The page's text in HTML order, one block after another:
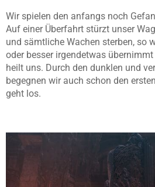
Wir spielen den anfangs noch
Auf einer Überfahrt stürzt unser
und sämtliche Wachen sterben, so
oder besser irgendetwas
heilt uns. Durch den dunklen und
begegnen wir auch schon den
geht los.